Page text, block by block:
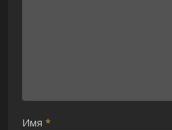
Имя*